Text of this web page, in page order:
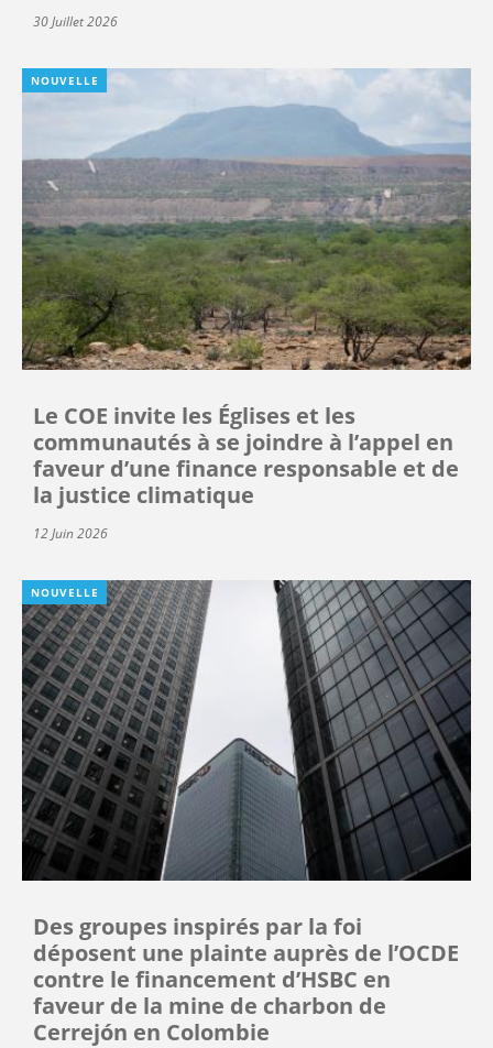
30 Juillet 2026
NOUVELLE
Le COE invite les Églises et les
communautés à se joindre à l’appel en
faveur d’une finance responsable et de
la justice climatique
12 Juin 2026
NOUVELLE
Des groupes inspirés par la foi
déposent une plainte auprès de l’OCDE
contre le financement d’HSBC en
faveur de la mine de charbon de
Cerrejón en Colombie